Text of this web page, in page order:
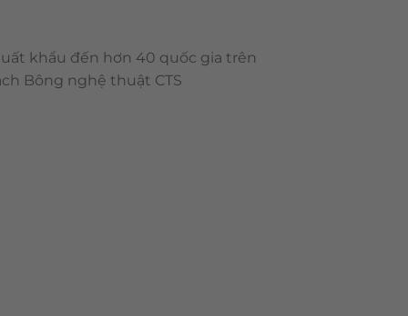
khẩu đến hơn 40 quốc gia trên
Bông nghệ thuật CTS